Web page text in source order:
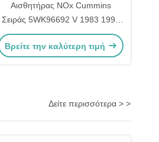
Αισθητήρας NOx Cummins
Σειράς 5WK96692 V 1983 1994
Μαύρος OE 2894945 5293295
Βρείτε την καλύτερη τιμή
Δείτε περισσότερα > >